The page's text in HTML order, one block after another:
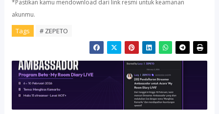
*Pastikan kamu mendownload dari link resmi untuk keamanan
akunmu.
Tags # ZEPETO